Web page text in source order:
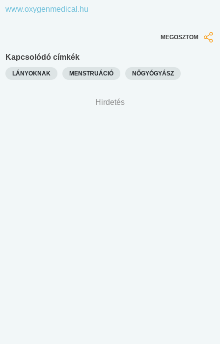
www.oxygenmedical.hu
MEGOSZTOM
Kapcsolódó címkék
LÁNYOKNAK MENSTRUÁCIÓ NŐGYÓGYÁSZ
Hirdetés